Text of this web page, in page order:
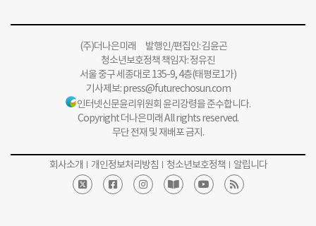
(주)더나은미래 발행인/편집인: 김윤곤
청소년보호정책 책임자: 정유진
서울 중구 세종대로 135-9, 4층(태평로1가)
기사제보:press@futurechosun.com
인터넷신문윤리위원회 윤리강령을 준수합니다.
Copyright 더나은미래 All rights reserved.
무단 전재 및 재배포 금지.
회사소개 개인정보처리방침 청소년보호정책 알립니다